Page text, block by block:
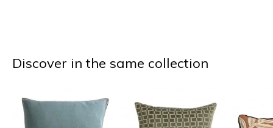
Discover in the same collection